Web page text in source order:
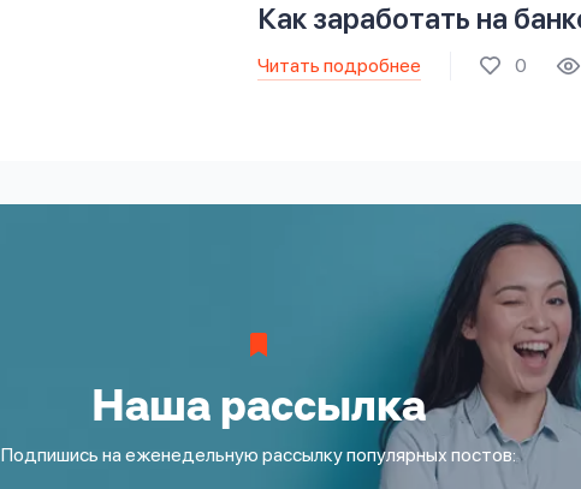
Как заработать на
Читать подробнее 0
Наша рассылка
Подпишись на еженедельную рассылку популярных постов: